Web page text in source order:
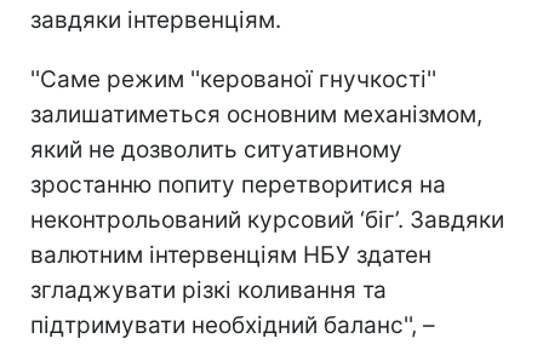
завдяки інтервенціям.
''Саме режим ''керованої гнучкості''
залишатиметься основним механізмом,
який не дозволить ситуативному
зростанню попиту перетворитися на
неконтрольований курсовий ‘біг’. Завдяки
валютним інтервенціям НБУ здатен
згладжувати різкі коливання та
підтримувати необхідний баланс'', –